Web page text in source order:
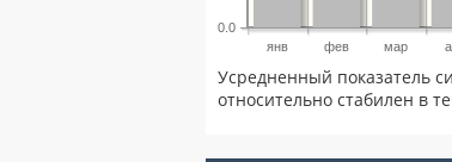
янв фев мар
0.0
Усредненный показатель
относительно стабилен в